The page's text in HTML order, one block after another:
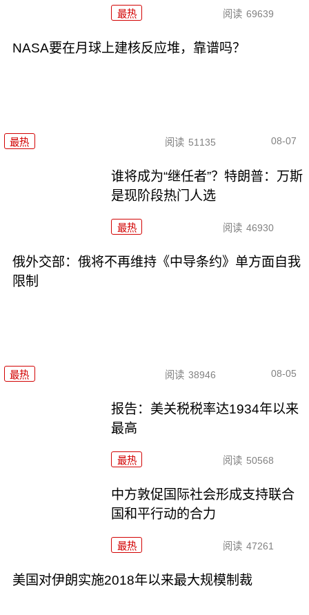
最热 阅读 69639
NASA要在月球上建核反应堆，靠谱吗？
最热 阅读 51135 08-07
谁将成为“继任者”？特朗普：万斯
是现阶段热门人选
最热 阅读 46930
俄外交部：俄将不再维持《中导条约》单方面自我
限制
最热 阅读 38946 08-05
报告：美关税税率达1934年以来
最高
最热 阅读 50568
中方敦促国际社会形成支持联合
国和平行动的合力
最热 阅读 47261
美国对伊朗实施2018年以来最大规模制裁